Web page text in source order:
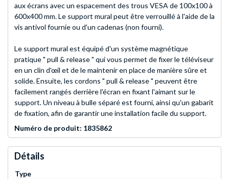
aux écrans avec un espacement des trous VESA de 100x100 à
600x400 mm. Le support mural peut être verrouillé à l'aide de la
vis antivol fournie ou d'un cadenas (non fourni).
Le support mural est équipé d'un système magnétique
pratique " pull & release " qui vous permet de fixer le téléviseur
en un clin d'œil et de le maintenir en place de manière sûre et
solide. Ensuite, les cordons " pull & release " peuvent être
facilement rangés derrière l'écran en fixant l'aimant sur le
support. Un niveau à bulle séparé est fourni, ainsi qu'un gabarit
de fixation, afin de garantir une installation facile du support.
Numéro de produit: 1835862
Détails
Type